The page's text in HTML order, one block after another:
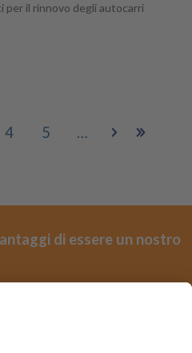
il rinnovo degli autocarri
4 5 …»
di essere un nostro